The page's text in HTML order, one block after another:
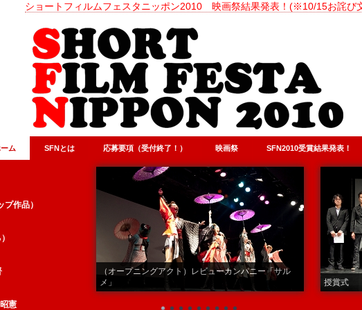
ショートフィルムフェスタニッポン2010 映画祭結果発表！(※10/15お詫び
ム SFNとは 応募要項（受付終了！） 映画祭 SFN2010受賞結果発表！
作品）
憲
（オープニングアクト）レビューカンパニー「サル
メ」
授賞式